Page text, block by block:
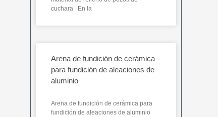
cuchara En la
Arena de fundición de cerámica
para fundición de aleaciones de
aluminio
Arena de fundición de cerámica para
fundición de aleaciones de aluminio